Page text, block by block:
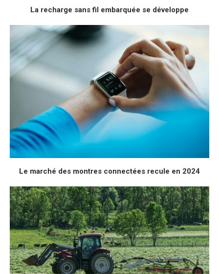
La recharge sans fil embarquée se développe
Le marché des montres connectées recule en 2024